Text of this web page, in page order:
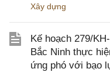
Xây dựng
Kế hoạch 279/
Bắc Ninh thực
ứng phó với bạo